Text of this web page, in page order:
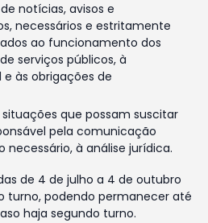
notícias, avisos e
necessários e estritamente
ao funcionamento dos
serviços públicos, à
às obrigações de
que possam suscitar
pela comunicação
necessário, à análise jurídica.
de 4 de julho a 4 de outubro
turno, podendo permanecer até
haja segundo turno.